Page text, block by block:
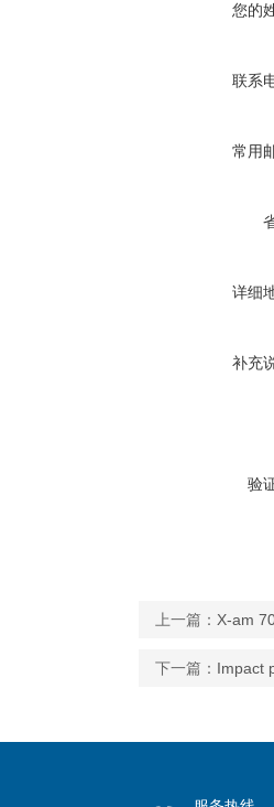
您的
联系
常用
详细
补充
验
上一篇： X-am
下一篇： Impact